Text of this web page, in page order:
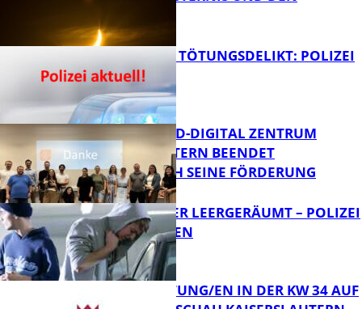
PERSEIDEN
FB News
VERSUCHTES TÖTUNGSDELIKT: POLIZEI
ERMITTELT
FB News
MITTELSTAND-DIGITAL ZENTRUM
KAISERSLAUTERN BEENDET
ERFOLGREICH SEINE FÖRDERUNG
TRANSPORTER LEERGERÄUMT – POLIZEI
SUCHT ZEUGEN
VERANSTALTUNG/EN IN DER KW 34 AUF